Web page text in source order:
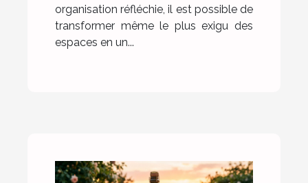
organisation réfléchie, il est possible de
transformer même le plus exigu des
espaces en un...